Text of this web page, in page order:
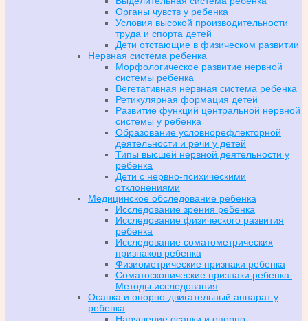
Органы чувств у ребенка
Условия высокой производительности
труда и спорта детей
Дети отстающие в физическом развитии
Нервная система ребенка
Морфологическое развитие нервной
системы ребенка
Вегетативная нервная система ребенка
Ретикулярная формация детей
Развитие функций центральной нервной
системы у ребенка
Образование условнорефлекторной
деятельности и речи у детей
Типы высшей нервной деятельности у
ребенка
Дети с нервно-психическими
отклонениями
Медицинское обследование ребенка
Исследование зрения ребенка
Исследование физического развития
ребенка
Исследование соматометрических
признаков ребенка
Физиометрические признаки ребенка
Соматоскопические признаки ребенка.
Методы исследования
Осанка и опорно-двигательный аппарат у
ребенка